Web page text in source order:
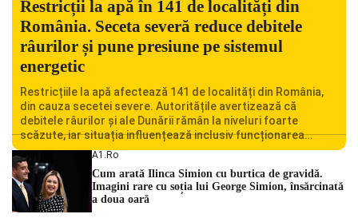
Restricții la apă în 141 de localități din
România. Seceta severă reduce debitele
râurilor și pune presiune pe sistemul
energetic
Restricțiile la apă afectează 141 de localități din România,
din cauza secetei severe. Autoritățile avertizează că
debitele râurilor și ale Dunării rămân la niveluri foarte
scăzute, iar situația influențează inclusiv funcționarea
Centralei Nucleare de la Cernavodă. România se confruntă
cu una dintre cele mai dificile perioade din punct de vedere
hidrologic din ultimii ani. Lipsa […]
A1.ro
Cum arată Ilinca Simion cu burtica de gravidă.
Imagini rare cu soția lui George Simion, însărcinată
a doua oară